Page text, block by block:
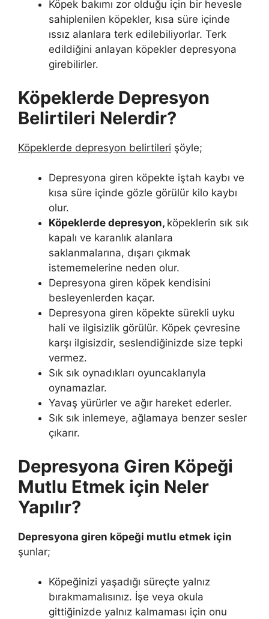
Köpek bakımı zor olduğu için bir hevesle
sahiplenilen köpekler, kısa süre içinde
ıssız alanlara terk edilebiliyorlar. Terk
edildiğini anlayan köpekler depresyona
girebilirler.
Köpeklerde Depresyon
Belirtileri Nelerdir?
Köpeklerde depresyon belirtileri şöyle;
Depresyona giren köpekte iştah kaybı ve
kısa süre içinde gözle görülür kilo kaybı
olur.
Köpeklerde depresyon, köpeklerin sık sık
kapalı ve karanlık alanlara
saklanmalarına, dışarı çıkmak
istememelerine neden olur.
Depresyona giren köpek kendisini
besleyenlerden kaçar.
Depresyona giren köpekte sürekli uyku
hali ve ilgisizlik görülür. Köpek çevresine
karşı ilgisizdir, seslendiğinizde size tepki
vermez.
Sık sık oynadıkları oyuncaklarıyla
oynamazlar.
Yavaş yürürler ve ağır hareket ederler.
Sık sık inlemeye, ağlamaya benzer sesler
çıkarır.
Depresyona Giren Köpeği
Mutlu Etmek için Neler
Yapılır?
Depresyona giren köpeği mutlu etmek için
şunlar;
Köpeğinizi yaşadığı süreçte yalnız
bırakmamalısınız. İşe veya okula
gittiğinizde yalnız kalmaması için onu